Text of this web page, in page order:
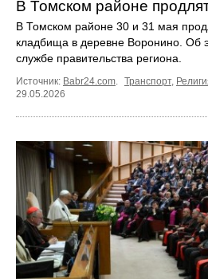
В Томском районе
В Томском районе 30 и 31 мая
кладбища в деревне Воронино. Об
службе правительства региона.
Источник: Babr24.com. Транспорт,
29.05.2026